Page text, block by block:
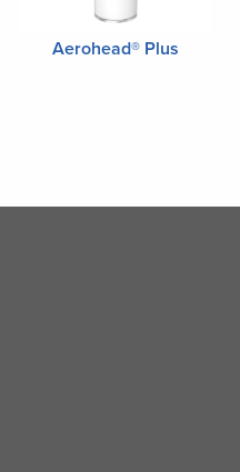
Aerohead® Plus